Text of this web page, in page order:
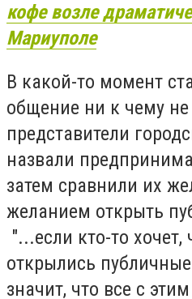
кофе возле
Мариуполе
В какой-то момент
общение ни к чему
представители
назвали
затем сравнили их
желанием открыть
"...если кто-то хочет,
открылись
значит, что все с